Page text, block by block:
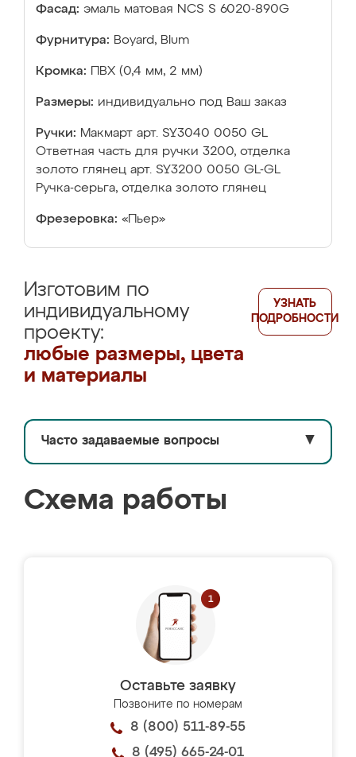
Фасад: эмаль матовая NCS S 6020-890G
Фурнитура: Boyard, Blum
Кромка: ПВХ (0,4 мм, 2 мм)
Размеры: индивидуально под Ваш заказ
Ручки: Макмарт арт. SY3040 0050 GL
Ответная часть для ручки 3200, отделка
золото глянец арт. SY3200 0050 GL-GL
Ручка-серьга, отделка золото глянец
Фрезеровка: «Пьер»
Изготовим по
индивидуальному
проекту:
любые размеры, цвета
и материалы
УЗНАТЬ
ПОДРОБНОСТИ
Часто задаваемые вопросы ▼
Схема работы
Оставьте заявку
Позвоните по номерам
8 (800) 511-89-55
8 (495) 665-24-01